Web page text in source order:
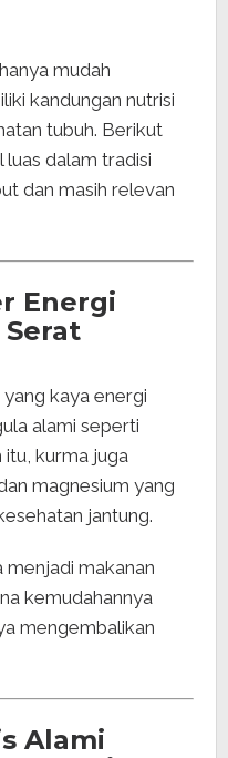
mudah
kandungan nutrisi
tubuh. Berikut
dalam tradisi
dan masih relevan
Energi
kaya energi
alami seperti
kurma juga
magnesium yang
jantung.
menjadi makanan
kemudahannya
mengembalikan
Alami